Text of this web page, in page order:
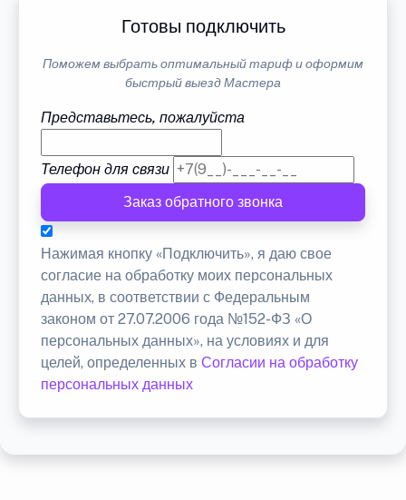
Готовы подключить
Поможем выбрать оптимальный тариф и оформим
быстрый выезд Мастера
Представьтесь, пожалуйста
Телефон для связи
Заказ обратного звонка
Нажимая кнопку «Подключить», я даю свое
согласие на обработку моих персональных
данных, в соответствии с Федеральным
законом от 27.07.2006 года №152-ФЗ «О
персональных данных», на условиях и для
целей, определенных в Согласии на обработку
персональных данных